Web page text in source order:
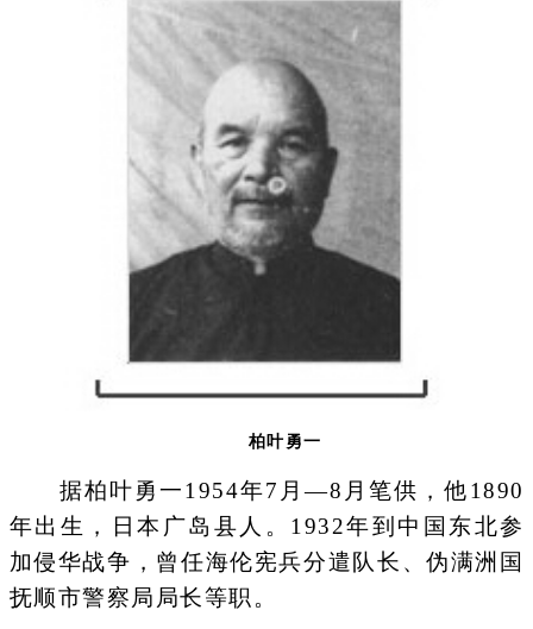
柏叶勇一
据柏叶勇一1954年7月—8月笔供，他1890
年出生，日本广岛县人。1932年到中国东北参
加侵华战争，曾任海伦宪兵分遣队长、伪满洲国
抚顺市警察局局长等职。